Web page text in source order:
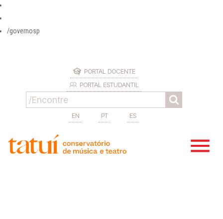
/governosp
PORTAL DOCENTE
PORTAL ESTUDANTIL
EN PT ES